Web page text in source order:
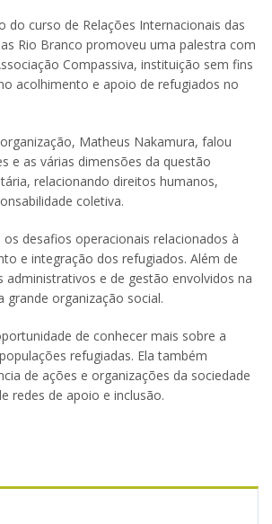
do curso de Relações Internacionais das
Rio Branco promoveu uma palestra com
Compassiva, instituição sem fins
acolhimento e apoio de refugiados no
Matheus Nakamura, falou
e as várias dimensões da questão
relacionando direitos humanos,
coletiva.
desafios operacionais relacionados à
e integração dos refugiados. Além de
administrativos e de gestão envolvidos na
grande organização social.
de conhecer mais sobre a
refugiadas. Ela também
de ações e organizações da sociedade
redes de apoio e inclusão.